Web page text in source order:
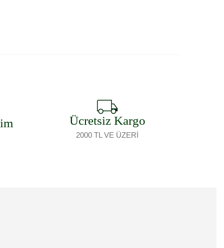
Ücretsiz Kargo
2000 TL VE ÜZERİ